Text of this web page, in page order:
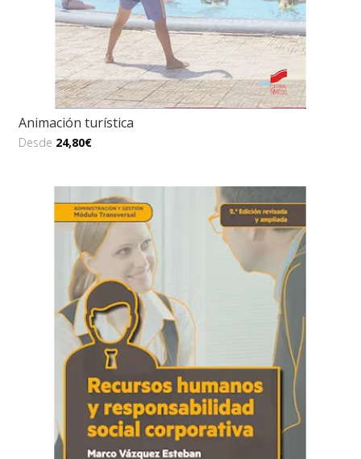
Animación turística
Desde 24,80€